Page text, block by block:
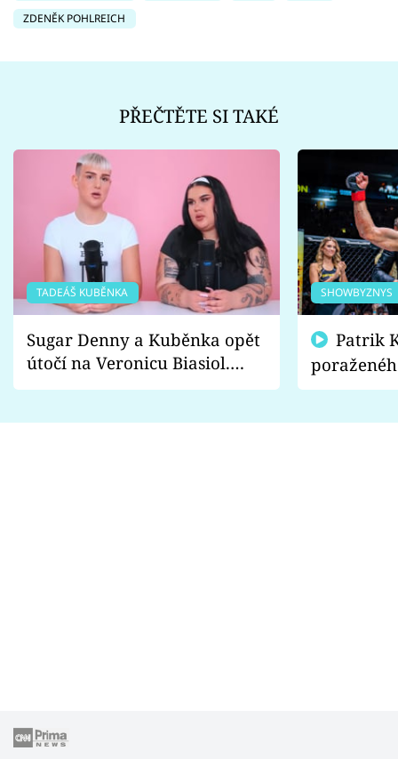
ZDENĚK POHLREICH
PŘEČTĚTE SI TAKÉ
TADEÁŠ KUBĚNKA
Sugar Denny a Kuběnka opět
útočí na Veronicu Biasiol.
Proč je podle nich falešná a
SHOWBYZNYS
fanoušci